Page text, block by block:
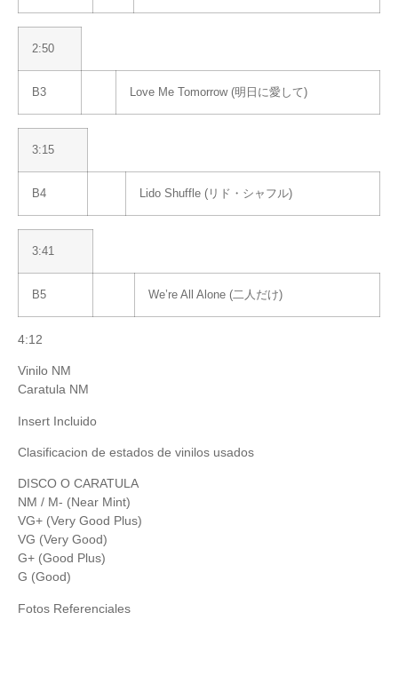
2:50
B3 Love Me Tomorrow (明日に愛して)
3:15
B4 Lido Shuffle (リド・シャフル)
3:41
B5 We’re All Alone (二人だけ)
4:12
Vinilo NM
Caratula NM
Insert Incluido
Clasificacion de estados de vinilos usados
DISCO O CARATULA
NM / M- (Near Mint)
VG+ (Very Good Plus)
VG (Very Good)
G+ (Good Plus)
G (Good)
Fotos Referenciales